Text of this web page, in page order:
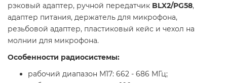
рэковый адаптер, ручной передатчик BLX2/PG58,
адаптер питания, держатель для микрофона,
резьбовой адаптер, пластиковый кейс и чехол на
молнии для микрофона.
Особенности радиосистемы:
рабочий диапазон М17: 662 - 686 МГц;